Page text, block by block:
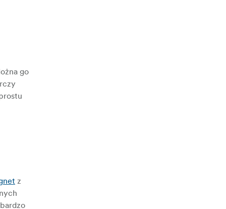
go
z